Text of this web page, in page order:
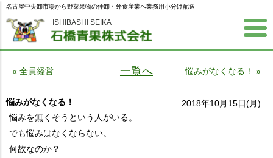
ISHIBASHI SEIKA
名古屋中央卸市場から野菜果物の仲卸・外食産業へ業務用小分け配送
« 全員経営 一覧へ 悩みがなくなる！ »
悩みがなくなる！
2018年10月15日(月)
悩みを無くそうという人がいる。
でも悩みはなくならない。
何故なのか？